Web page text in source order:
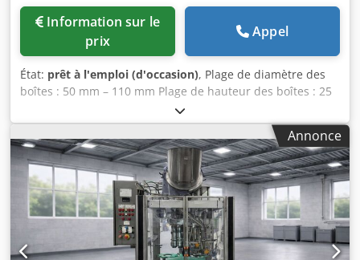
prix
Appel
État: prêt à l'emploi (d'occasion), Plage de diamètre des
boîtes : 50 mm – 110 mm Plage de hauteur des boîtes : 25
mm – 200 mm Capacité : jusqu'à 300 boîtes par minute
Dksdpsy Ddhaofx Ap Her
Annonce